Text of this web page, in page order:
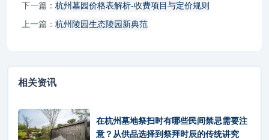
下一篇： 杭州墓园价格表解析-收费项目与定价规则
上一篇： 杭州陵园生态陵园新典范
相关资讯
在杭州墓地祭扫时有哪些民间禁忌需要注
意？从供品选择到祭拜时辰的传统讲究